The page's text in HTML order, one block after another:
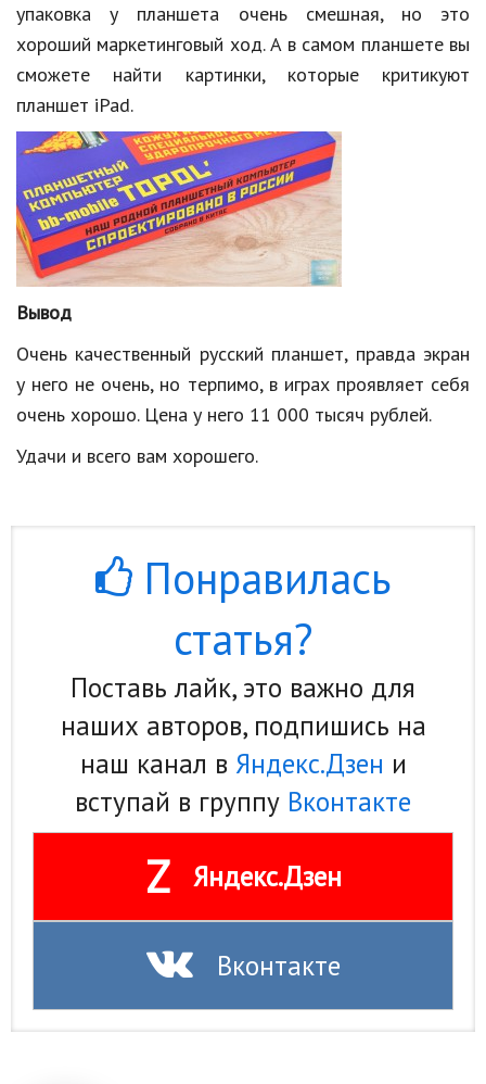
упаковка у планшета очень смешная, но это
хороший маркетинговый ход. А в самом планшете вы
сможете найти картинки, которые критикуют
планшет iPad.
Вывод
Очень качественный русский планшет, правда экран
у него не очень, но терпимо, в играх проявляет себя
очень хорошо. Цена у него 11 000 тысяч рублей.
Удачи и всего вам хорошего.
Понравилась
статья?
Поставь лайк, это важно для
наших авторов, подпишись на
наш канал в Яндекс.Дзен и
вступай в группу Вконтакте
Z Яндекс.Дзен
Вконтакте